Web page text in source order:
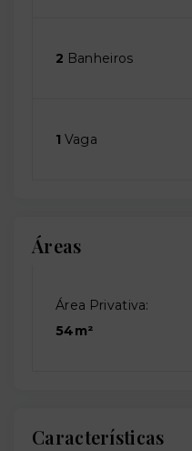
2 Banheiros
1 Vaga
Áreas
Área Privativa:
54m²
Características